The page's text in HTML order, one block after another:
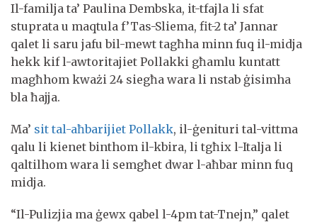
Il-familja ta’ Paulina Dembska, it-tfajla li sfat
stuprata u maqtula f’Tas-Sliema, fit-2 ta’ Jannar
qalet li saru jafu bil-mewt tagħha minn fuq il-midja
hekk kif l-awtoritajiet Pollakki għamlu kuntatt
magħhom kważi 24 siegħa wara li nstab ġisimha
bla ħajja.
Ma’ sit tal-aħbarijiet Pollakk, il-ġenituri tal-vittma
qalu li kienet binthom il-kbira, li tgħix l-Italja li
qaltilhom wara li semgħet dwar l-aħbar minn fuq
midja.
“Il-Pulizjia ma ġewx qabel l-4pm tat-Tnejn,” qalet